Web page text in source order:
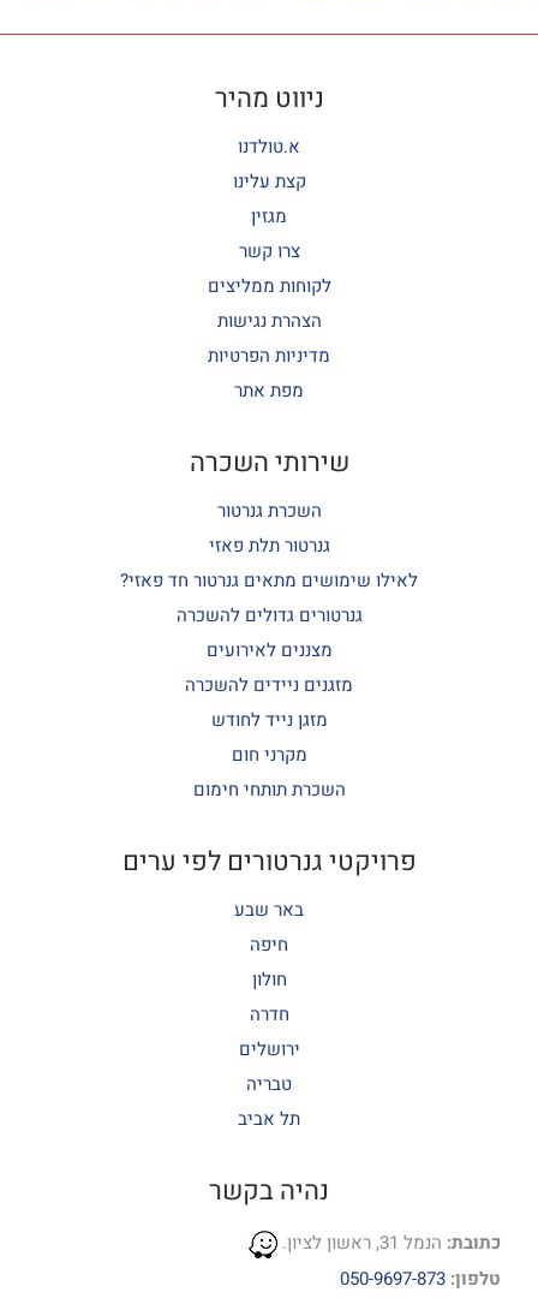
ניווט מהיר
א.טולדנו
קצת עלינו
מגזין
צרו קשר
לקוחות ממליצים
הצהרת נגישות
מדיניות הפרטיות
מפת אתר
שירותי השכרה
השכרת גנרטור
גנרטור תלת פאזי
לאילו שימושים מתאים גנרטור חד פאזי?
גנרטורים גדולים להשכרה
מצננים לאירועים
מזגנים ניידים להשכרה
מזגן נייד לחודש
מקרני חום
השכרת תותחי חימום
פרויקטי גנרטורים לפי ערים
באר שבע
חיפה
חולון
חדרה
ירושלים
טבריה
תל אביב
נהיה בקשר
כתובת: הנמל 31, ראשון לציון.
טלפון: 050-9697-873